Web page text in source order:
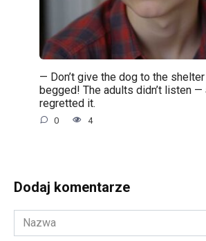
— Don’t give the dog to the
begged! The adults didn’t listen —
regretted it.
0 4
Dodaj komentarze
Nazwa
*